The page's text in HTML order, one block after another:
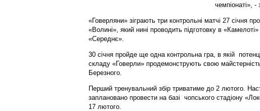
чемпіонаті»,
«Говерляни» зіграють три контрольні матчі 27 січня
«Волині», який нині проводить підготовку в
«Середнє».
30 січня пройде ще одна контрольна гра, в якій
складу «Говерли» продемонструють свою
Березного.
Перший тренувальний збір триватиме до 2 лютого.
заплановано провести на базі чопського стадіону
17 лютого.